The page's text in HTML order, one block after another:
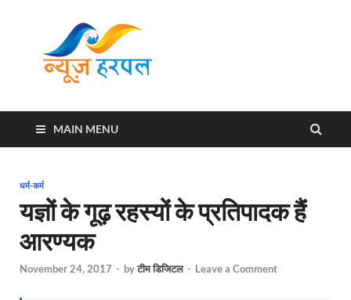
MAIN MENU
धर्म-कर्म
यज्ञों के गूढ़ रहस्यों के प्रतिपादक हैं
आरण्यक
November 24, 2017 - byटीम डिजिटल - Leave a Comment